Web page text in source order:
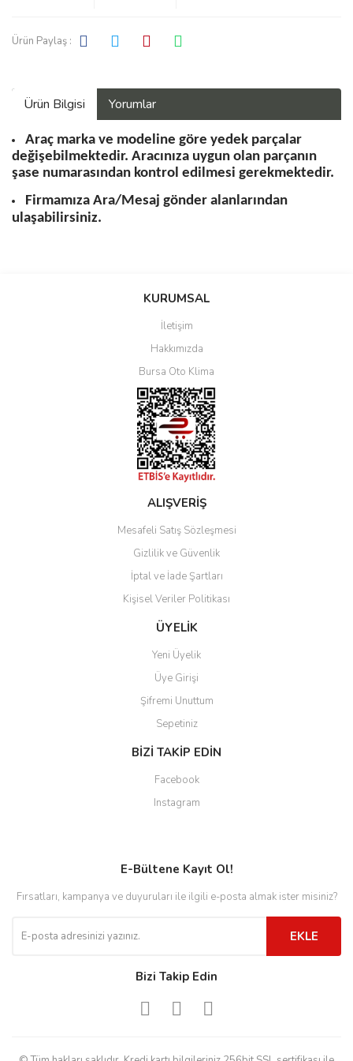
Ürün Paylaş :
Ürün Bilgisi Yorumlar
Araç marka ve modeline göre yedek parçalar
değişebilmektedir. Aracınıza uygun olan parçanın
şase numarasından kontrol edilmesi gerekmektedir.
Firmamıza Ara/Mesaj gönder alanlarından
ulaşabilirsiniz.
Bu ürüne ilk yorumu siz yapın!
Yorum Yaz
KURUMSAL
İletişim
Hakkımızda
Bursa Oto Klima
ALIŞVERİŞ
Mesafeli Satış Sözleşmesi
Gizlilik ve Güvenlik
İptal ve İade Şartları
Kişisel Veriler Politikası
ÜYELİK
Yeni Üyelik
Üye Girişi
Şifremi Unuttum
Sepetiniz
BİZİ TAKİP EDİN
Facebook
Instagram
E-Bültene Kayıt Ol!
Fırsatları, kampanya ve duyuruları ile ilgili e-posta almak ister misiniz?
EKLE
Bizi Takip Edin